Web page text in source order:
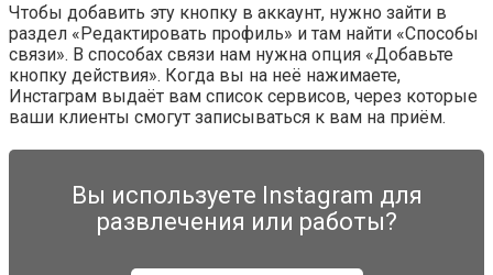
Чтобы добавить эту кнопку в аккаунт, нужно зайти в
раздел «Редактировать профиль» и там найти «Способы
связи». В способах связи нам нужна опция «Добавьте
кнопку действия». Когда вы на неё нажимаете,
Инстаграм выдаёт вам список сервисов, через которые
ваши клиенты смогут записываться к вам на приём.
Вы используете Instagram для
развлечения или работы?